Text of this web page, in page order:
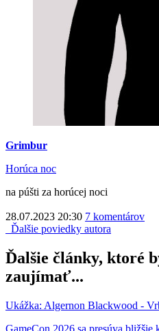
Grimbur
Horúca noc
na púšti za horúcej noci
28.07.2023 20:30 7 komentárov
Ďalšie poviedky autora
Ďalšie články, ktoré
zaujímať...
Ukážka: Algernon Blackwood -
GameCon 2026 sa presúva bližšie